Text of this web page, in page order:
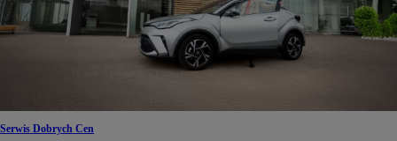
Serwis Dobrych Cen